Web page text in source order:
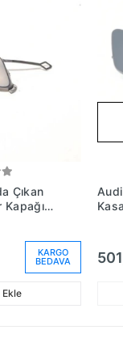
Çıkan
Kapağı
KARGO
BEDAVA
Ekle